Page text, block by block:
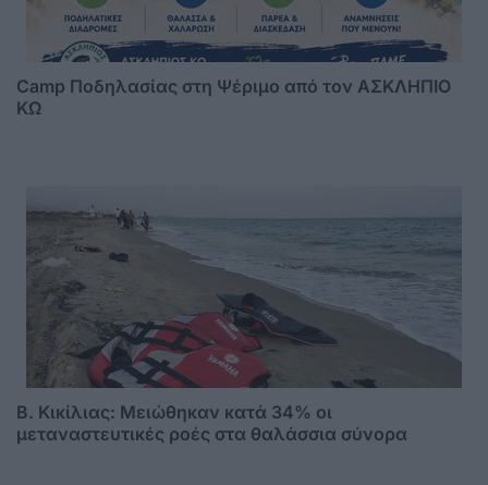
Camp Ποδηλασίας στη Ψέριμο από τον ΑΣΚΛΗΠΙΟ
ΚΩ
B. Κικίλιας: Μειώθηκαν κατά 34% οι
μεταναστευτικές ροές στα θαλάσσια σύνορα